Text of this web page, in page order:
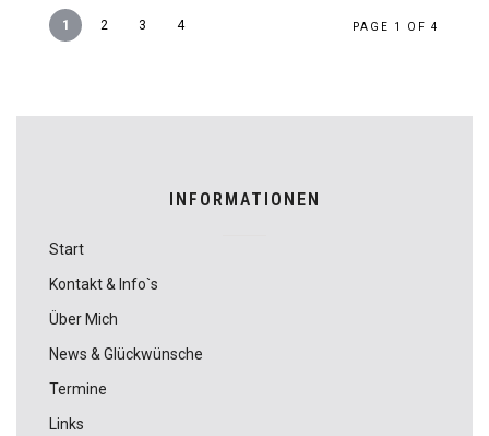
1 2 3 4 PAGE 1 OF 4
INFORMATIONEN
Start
Kontakt & Info`s
Über Mich
News & Glückwünsche
Termine
Links